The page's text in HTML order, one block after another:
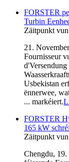
FORSTER
Turbin
Zäitpunkt
21.
Fournisseur
Usbekistan
ënnerwee,
... markéiert.
FORSTER
165 kW
Zäitpunkt
Chengdu,